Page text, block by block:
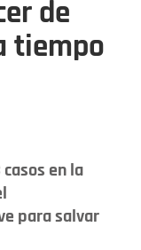
de
tiempo
en la
para salvar